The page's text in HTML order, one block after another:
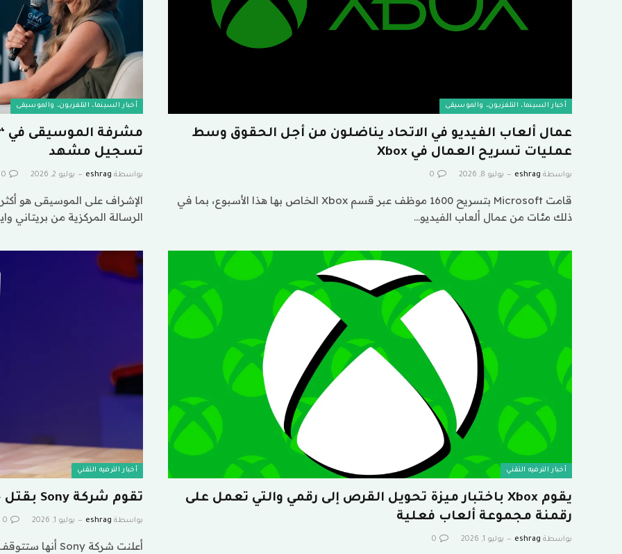
أخبار السينما، التلفزيون، والموسيقى
عمال ألعاب الفيديو في الاتحاد يناضلون من أجل الحقوق وسط
عمليات تسريح العمال في Xbox
بواسطة eshrag يوليو 8, 2026 0
قامت Microsoft بتسريح 1600 موظف عبر قسم Xbox الخاص بها هذا الأسبوع، بما في
ذلك مئات من عمال ألعاب الفيديو…
أخبار السينما، التلفزيون، والموسيقى
مشرفة الموسيقى في
تسجيل مشهد
بواسطة eshrag يوليو 2, 2026 0
الإشراف على الموسيقى هو أكثر
الرسالة المركزية من بريتاني
أخبار الترفيه التقني
يقوم Xbox باختبار ميزة تحويل القرص إلى رقمي والتي تعمل على
رقمنة مجموعة ألعاب فعلية
بواسطة eshrag يوليو 1, 2026 0
أخبار الترفيه التقني
تقوم شركة Sony بقتل جميع أقراص ألعاب PlayStation الفعلية
بواسطة eshrag يوليو 1, 2026 0